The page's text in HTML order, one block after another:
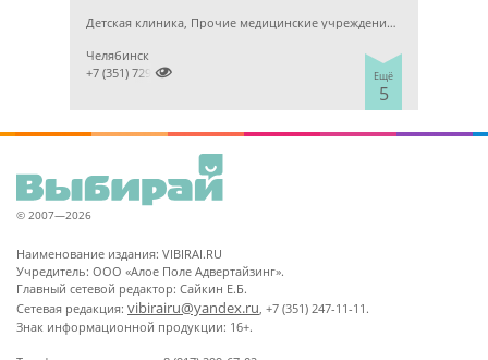
Детская клиника, Прочие медицинские учреждения, Гинекология
Ещё
5
Челябинск

+7 (351) 7298929
© 2007—2026
Наименование издания: VIBIRAI.RU
Учредитель: ООО «Алое Поле Адвертайзинг».
Главный сетевой редактор: Сайкин Е.Б.
Сетевая редакция: vibirairu@yandex.ru, +7 (351) 247-11-11.
Знак информационной продукции: 16+.